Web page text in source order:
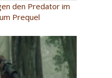
den Predator im
Prequel